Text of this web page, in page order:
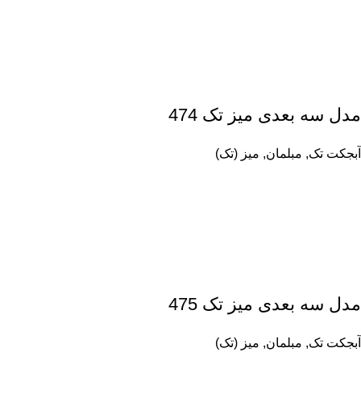
مدل سه بعدی میز تک 474
آبجکت تک, مبلمان, میز (تک)
مدل سه بعدی میز تک 475
آبجکت تک, مبلمان, میز (تک)